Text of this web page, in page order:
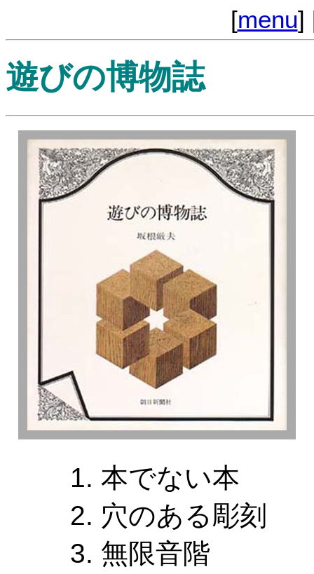
[menu]
遊びの博物誌
本でない本
穴のある彫刻
無限音階